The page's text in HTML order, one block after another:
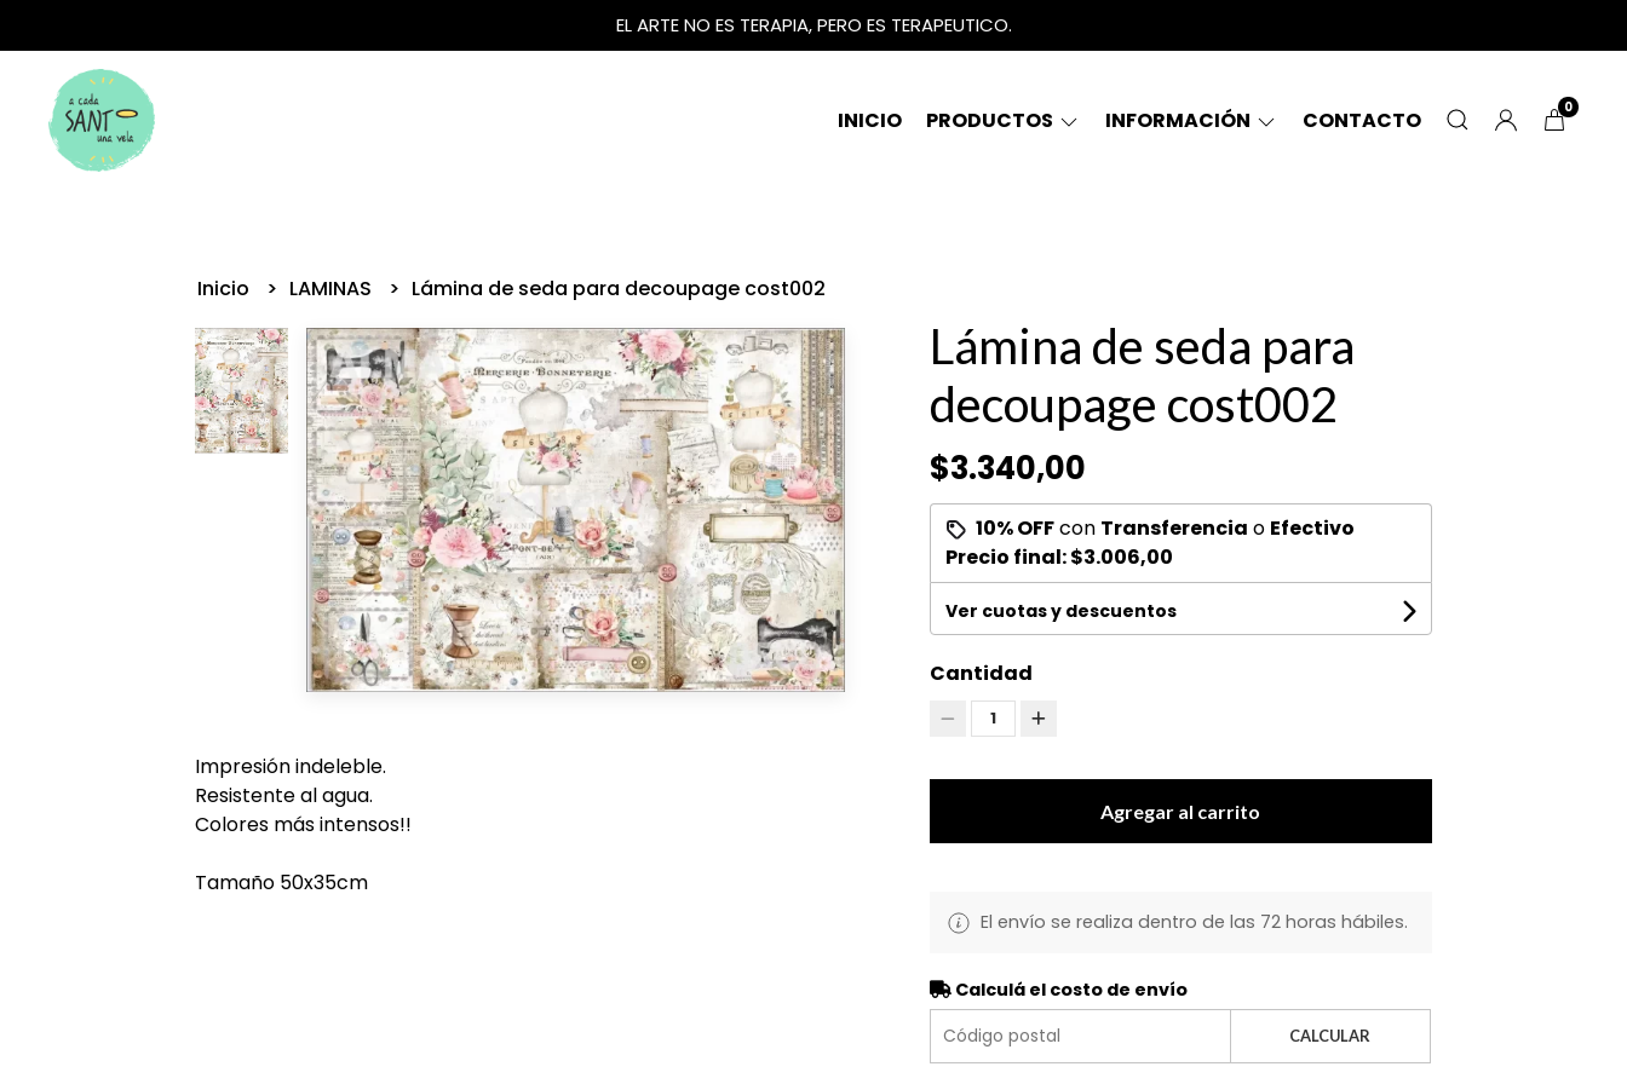
EL ARTE NO ES TERAPIA, PERO ES TERAPEUTICO.
INICIO PRODUCTOS INFORMACIÓN CONTACTO 0
Inicio LAMINAS Lámina de seda para decoupage cost002
Impresión indeleble.
Resistente al agua.
Colores más intensos!!
Tamaño 50x35cm
Lámina de seda para
decoupage cost002
$3.340,00
10% OFFcon Transferencia o Efectivo
Precio final:$3.006,00
Ver cuotas y descuentos
Cantidad
1
Agregar al carrito
El envío se realiza dentro de las 72 horas hábiles.
Calculá el costo de envío
CALCULAR